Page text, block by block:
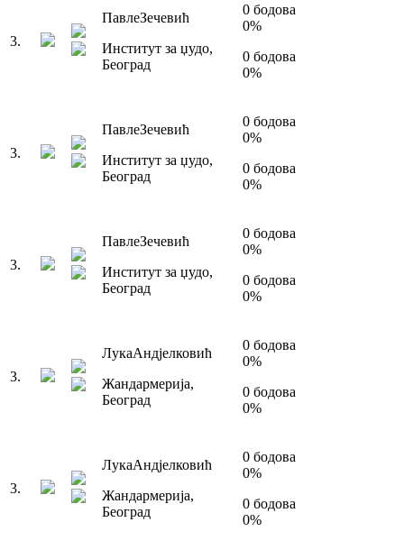
3.
ПавлеЗечевић
Институт за џудо,
Београд
0 бодова
0%
0 бодова
0%
3.
ПавлеЗечевић
Институт за џудо,
Београд
0 бодова
0%
0 бодова
0%
3.
ПавлеЗечевић
Институт за џудо,
Београд
0 бодова
0%
0 бодова
0%
3.
ЛукаАндјелковић
Жандармерија,
Београд
0 бодова
0%
0 бодова
0%
3.
ЛукаАндјелковић
Жандармерија,
Београд
0 бодова
0%
0 бодова
0%